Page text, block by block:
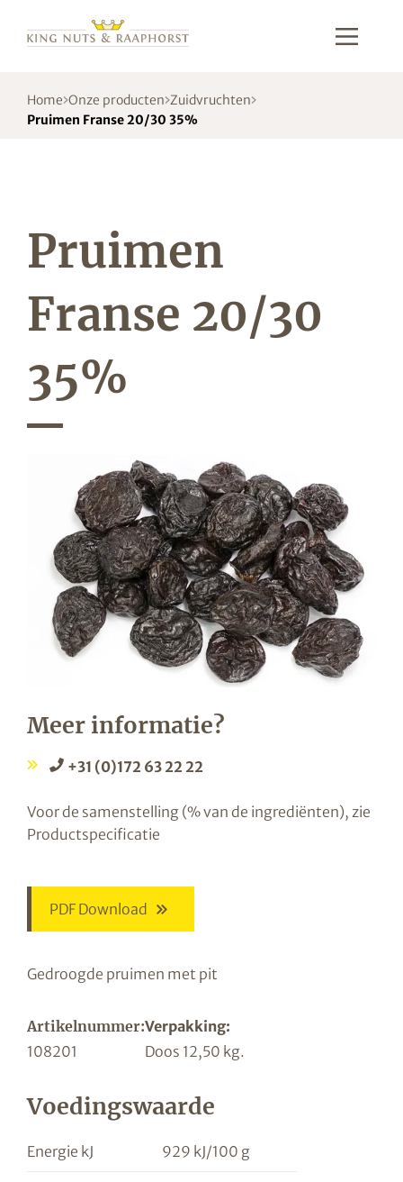
Home Onze producten Zuidvruchten
Pruimen Franse 20/30 35%
Pruimen
Franse 20/30
35%
Meer informatie?
+31 (0)172 63 22 22
Voor de samenstelling (% van de ingrediënten), zie
Productspecificatie
PDF Download
Gedroogde pruimen met pit
Artikelnummer:Verpakking:
108201
Doos 12,50 kg.
Voedingswaarde
Energie kJ 929 kJ/100 g